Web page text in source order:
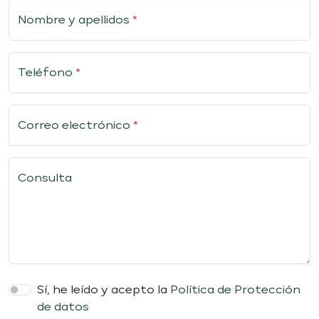
Nombre y apellidos *
Teléfono *
Correo electrónico *
Consulta
Sí, he leído y acepto la Política de Protección
de datos